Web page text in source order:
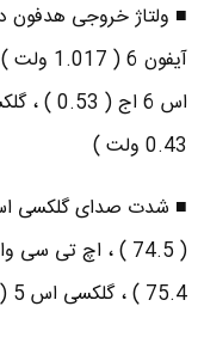
0.43 ولت )
75.4 ) ، گلکسی اس 5 ( 81 ) ، گلکسی نوت 4 ( 85 )